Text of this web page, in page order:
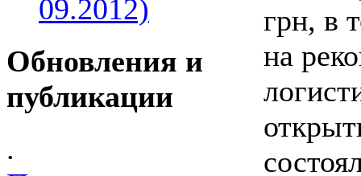
09.2012)
Обновления и
публикации
.
грн, в
на